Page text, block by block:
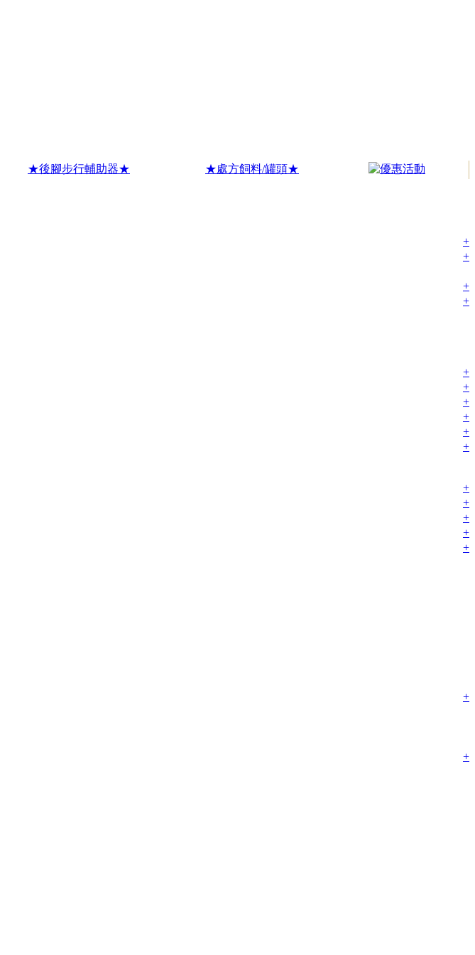
★後腳步行輔助器★ ★處方飼料/罐頭★
+
+
+
+
+
+
+
+
+
+
+
+
+
+
+
+
+